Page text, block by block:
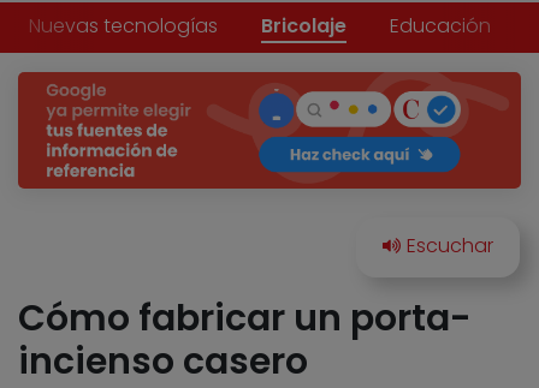
Nuevas tecnologías Bricolaje Educación
Cómo fabricar un porta-
incienso casero